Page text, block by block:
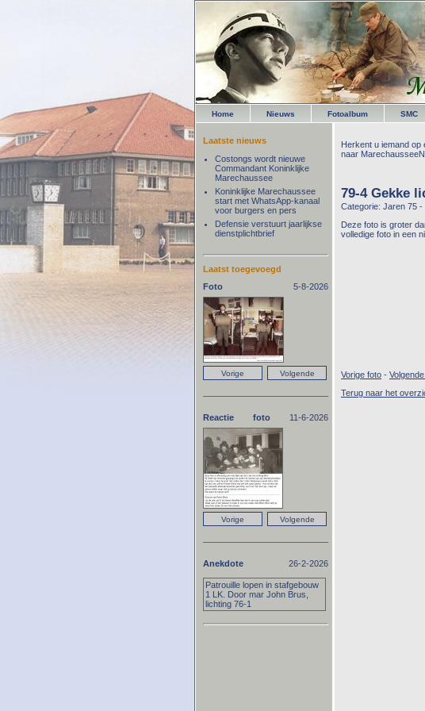
Home Nieuws Fotoalbum SMC
Herkent u iemand op
naar
79-4 Gekke
Categorie: Jaren 75 -
Deze foto is groter
volledige foto in een
Vorige foto -
Terug naar het
Laatste nieuws
Costongs wordt nieuwe
Commandant Koninklijke
Marechaussee
Koninklijke Marechaussee
start met WhatsApp-kanaal
voor burgers en pers
Defensie verstuurt jaarlijkse
dienstplichtbrief
Laatst toegevoegd
Foto
5-8-2026
Reactie foto 11-6-2026
Anekdote 26-2-2026
Patrouille lopen in stafgebouw
1 LK. Door mar John Brus,
lichting 76-1